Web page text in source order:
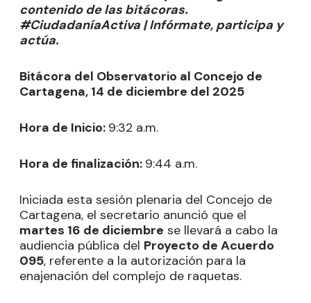
contenido de las bitácoras.
#CiudadaníaActiva | Infórmate, participa y
actúa.
Bitácora del Observatorio al Concejo de
Cartagena, 14 de diciembre del 2025
Hora de Inicio: 9:32 a.m.
Hora de finalización: 9:44 a.m.
Iniciada esta sesión plenaria del Concejo de
Cartagena, el secretario anunció que el
martes 16 de diciembre se llevará a cabo la
audiencia pública del Proyecto de Acuerdo
095, referente a la autorización para la
enajenación del complejo de raquetas.